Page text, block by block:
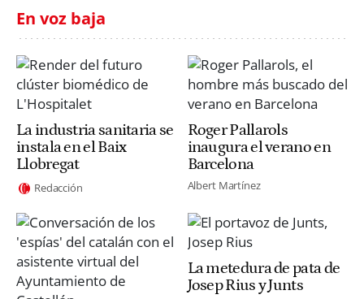
En voz baja
La industria sanitaria se
instala en el Baix
Llobregat
Redacción
Roger Pallarols
inaugura el verano en
Barcelona
Albert Martínez
La metedura de pata de
Josep Rius y Junts